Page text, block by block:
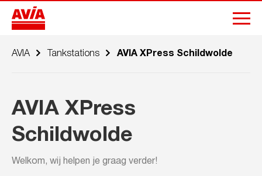
AVIA Tankstations AVIA XPress Schildwolde
AVIA XPress
Schildwolde
Welkom, wij helpen je graag verder!